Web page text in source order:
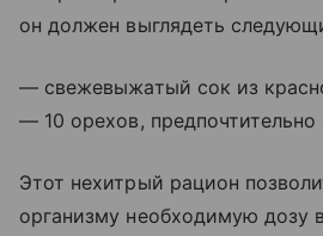
он должен выглядеть
— свежевыжатый сок из
— 10 орехов, предпочтительно
Этот нехитрый рацион
организму необходимую дозу